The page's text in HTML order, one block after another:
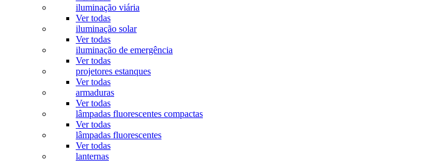
iluminação viária
Ver todas
iluminação solar
Ver todas
iluminação de emergência
Ver todas
projetores estanques
Ver todas
armaduras
Ver todas
lâmpadas fluorescentes compactas
Ver todas
lâmpadas fluorescentes
Ver todas
lanternas